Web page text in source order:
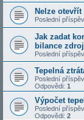
Nelze
Poslední
Jak zadat
bilance
Poslední
Tepelná
Poslední
Odpovědi: 1
Výpočet
Poslední
Odpovědi: 2